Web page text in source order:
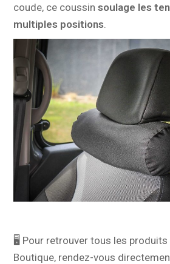
coude, ce coussinsoulage les
multiples positions
🖥️ Pour retrouver tous les produits
Boutique, rendez-vous